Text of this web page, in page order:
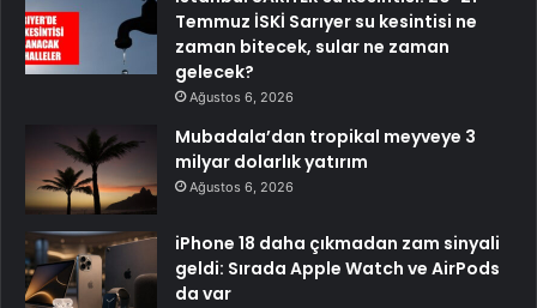
Temmuz İSKİ Sarıyer su kesintisi ne
zaman bitecek, sular ne zaman
gelecek?
Ağustos 6, 2026
Mubadala’dan tropikal meyveye 3
milyar dolarlık yatırım
Ağustos 6, 2026
iPhone 18 daha çıkmadan zam sinyali
geldi: Sırada Apple Watch ve AirPods
da var